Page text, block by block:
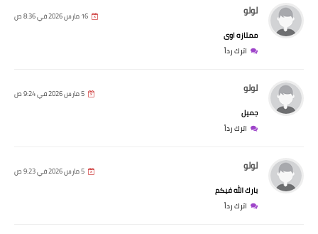
لولو 16 مارس 2026 في 8:36 ص
ممتازه اوى
اترك رداً
لولو 5 مارس 2026 في 9:24 ص
جميل
اترك رداً
لولو 5 مارس 2026 في 9:23 ص
بارك الله فيكم
اترك رداً